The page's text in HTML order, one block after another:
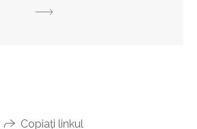
Copiați linkul